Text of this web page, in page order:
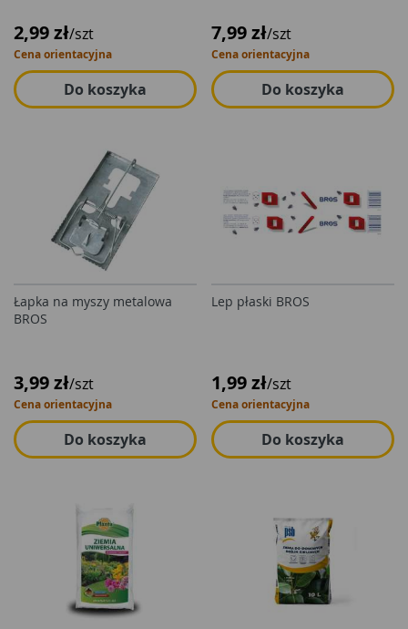
2,99 zł/szt
Cena orientacyjna
Do koszyka
7,99 zł/szt
Cena orientacyjna
Do koszyka
Łapka na myszy metalowa
BROS
3,99 zł/szt
Cena orientacyjna
Do koszyka
Lep płaski BROS
1,99 zł/szt
Cena orientacyjna
Do koszyka